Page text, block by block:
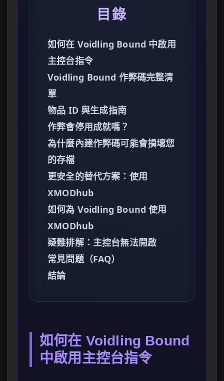
目錄
如何在 Voidling Bound 中啟用
主控台指令
Voidling Bound 作弊碼完整清
單
物品 ID 與生成指南
作弊會停用成就嗎？
為什麼內建作弊碼可能會損壞您
的存檔
更安全的替代方案：使用
XMODhub
如何為 Voidling Bound 使用
XMODhub
疑難排解：主控台無法開啟
常見問題（FAQ）
結論
如何在 Voidling Bound
中啟用主控台指令